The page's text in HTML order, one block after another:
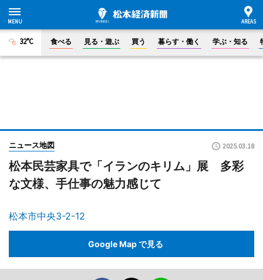
32°C 食べる 見る・遊ぶ 買う 暮らす・働く 学ぶ・知る
ニュース地図 2025.03.18
松本民芸家具で「イランのキリム」展 多彩
な文様、手仕事の魅力感じて
松本市中央3-2-12
Google Map で見る